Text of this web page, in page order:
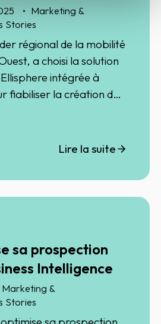
Marketing &
Stories
régional de la mobilité
a choisi la solution
intégrée à
fiabiliser la création de
sérénité et meilleure
Lire la suite
sa prospection
Intelligence
Marketing &
Stories